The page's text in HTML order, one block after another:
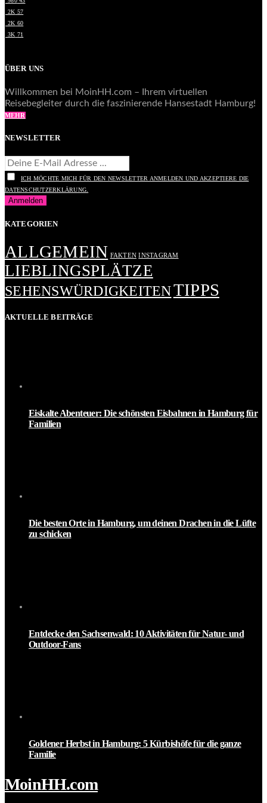
2K 57
2K 60
3K 71
ÜBER UNS
Willkommen bei MoinHH.com – Ihrem virtuellen
Reisebegleiter durch die faszinierende Hansestadt Hamburg!
MEHR
NEWSLETTER
ICH MÖCHTE MICH FÜR DEN NEWSLETTER ANMELDEN UND AKZEPTIERE DIE
DATENSCHUTZERKLÄRUNG.
KATEGORIEN
ALLGEMEIN FAKTEN INSTAGRAM
LIEBLINGSPLÄTZE
SEHENSWÜRDIGKEITENTIPPS
AKTUELLE BEITRÄGE
Eiskalte Abenteuer: Die schönsten Eisbahnen in Hamburg für
Familien
Die besten Orte in Hamburg, um deinen Drachen in die Lüfte
zu schicken
Entdecke den Sachsenwald: 10 Aktivitäten für Natur- und
Outdoor-Fans
Goldener Herbst in Hamburg: 5 Kürbishöfe für die ganze
Familie
MoinHH.com